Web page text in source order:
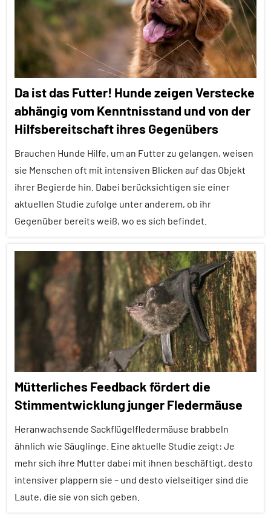
Themen
Tiergruppen
Forschung
aktuell
Haustiere
Kommunikation
Lernen
und
Kognition
Säugetiere
Wirbeltiere
Da ist das Futter! Hunde zeigen Verstecke
abhängig vom Kenntnisstand und von der
Hilfsbereitschaft ihres Gegenübers
Brauchen Hunde Hilfe, um an Futter zu gelangen, weisen
sie Menschen oft mit intensiven Blicken auf das Objekt
ihrer Begierde hin. Dabei berücksichtigen sie einer
aktuellen Studie zufolge unter anderem, ob ihr
Gegenüber bereits weiß, wo es sich befindet.
Artikel
Tiergruppen
Forschung
aktuell
Haustiere
Inter-
Spezies
Kommunikation
Mütterliches Feedback fördert die
Stimmentwicklung junger Fledermäuse
Heranwachsende Sackflügelfledermäuse brabbeln
ähnlich wie Säuglinge. Eine aktuelle Studie zeigt: Je
mehr sich ihre Mutter dabei mit ihnen beschäftigt, desto
intensiver plappern sie – und desto vielseitiger sind die
Laute, die sie von sich geben.